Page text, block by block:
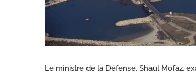
Le ministre de la Défense, Shaul Mofaz,